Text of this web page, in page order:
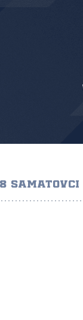
SAMATOVCI